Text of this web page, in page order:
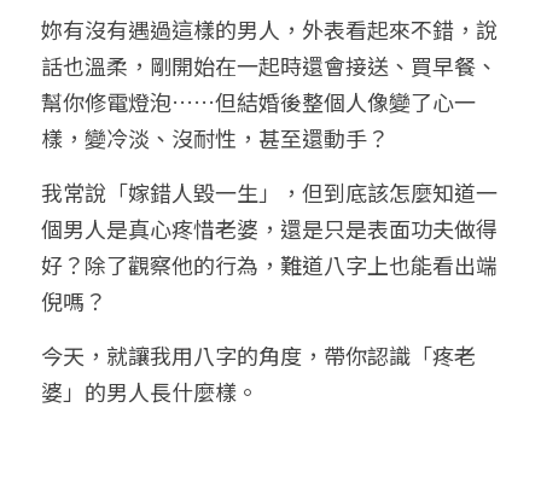
五行八字線上班
妳有沒有遇過這樣的男人，外表看起來不錯，說
話也溫柔，剛開始在一起時還會接送、買早餐、
幫你修電燈泡……但結婚後整個人像變了心一
樣，變冷淡、沒耐性，甚至還動手？
我常說「嫁錯人毀一生」，但到底該怎麼知道一
個男人是真心疼惜老婆，還是只是表面功夫做得
好？除了觀察他的行為，難道八字上也能看出端
倪嗎？
今天，就讓我用八字的角度，帶你認識「疼老
婆」的男人長什麼樣。